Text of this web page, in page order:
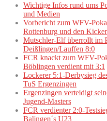
Wichtige Infos rund ums
und Medien
Vorbericht zum WFV-
Rottenburg und den
Mutschler-Elf überrollt im
Deißlingen/Lauffen 8:0
FCR knackt zum WFV-
Böblingen verdient mit 3:1
Lockerer 5:1-Derbysieg
TuS Ergenzingen
Ergenzingen verteidigt
Jugend-Masters
FCR verdienter 2:0-
Balingen´s U23